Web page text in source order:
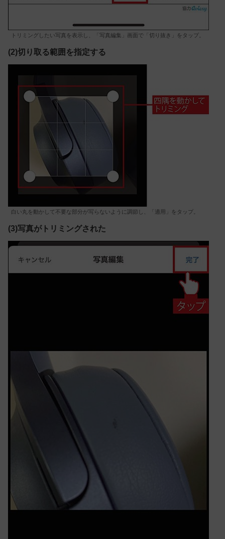
トリミングしたい写真を表示し、「写真編集」画面で「切り抜き」をタップ。
(2)切り取る範囲を指定する
白い丸を動かして不要な部分が写らないように調節し、「適用」をタップ。
(3)写真がトリミングされた